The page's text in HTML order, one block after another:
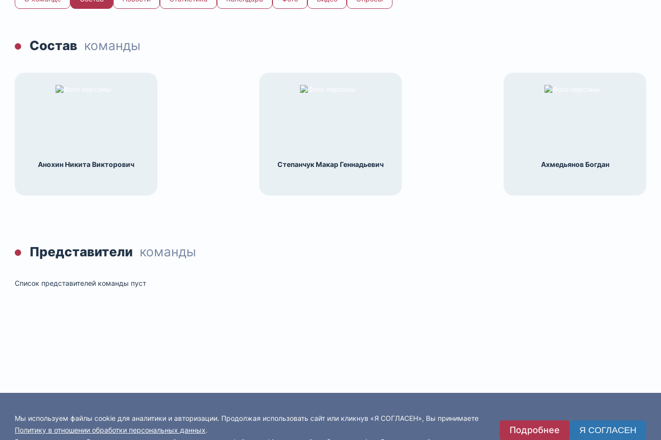
Состав команды
Анохин Никита Викторович Степанчук Макар Геннадьевич Ахмедьянов Богдан
Представители команды
Список представителей команды пуст
Мы используем файлы cookie для аналитики и авторизации. Продолжая использовать сайт или кликнув «Я СОГЛАСЕН», Вы принимаете
Политику в отношении обработки персональных данных.
Подробнее Я СОГЛАСЕН